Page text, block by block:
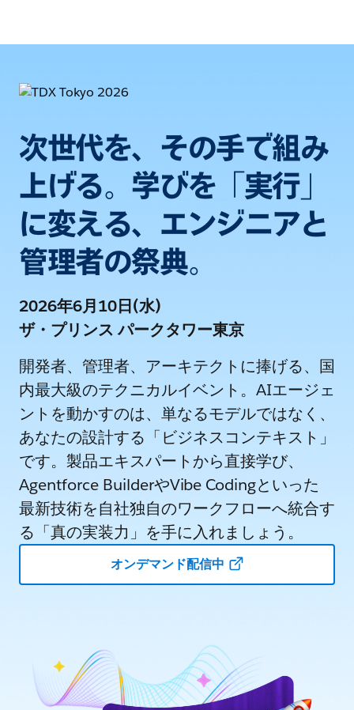
次世代を、その手で組み
上げる。学びを「実行」
に変える、エンジニアと
管理者の祭典。
2026年6月10日(水)
ザ・プリンス パークタワー東京
開発者、管理者、アーキテクトに捧げる、国
内最大級のテクニカルイベント。AIエージェ
ントを動かすのは、単なるモデルではなく、
あなたの設計する「ビジネスコンテキスト」
です。製品エキスパートから直接学び、
Agentforce BuilderやVibe Codingといった
最新技術を自社独自のワークフローへ統合す
る「真の実装力」を手に入れましょう。
オンデマンド配信中